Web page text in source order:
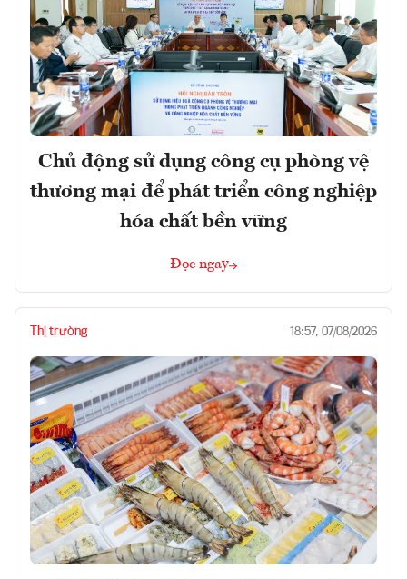
Chủ động sử dụng công cụ phòng vệ
thương mại để phát triển công nghiệp
hóa chất bền vững
Đọc ngay
Thị trường 18:57, 07/08/2026